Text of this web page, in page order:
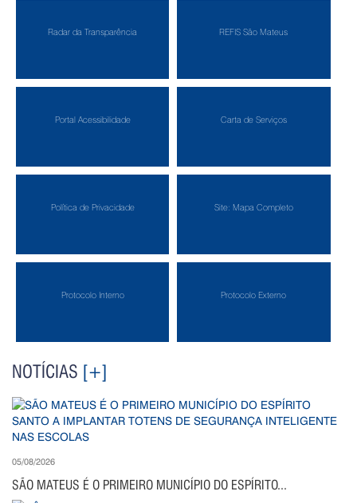
Radar da Transparência REFIS São Mateus
Portal Acessibilidade Carta de Serviços
Política de Privacidade Site: Mapa Completo
Protocolo Interno Protocolo Externo
NOTÍCIAS [+]
05/08/2026
SÃO MATEUS É O PRIMEIRO MUNICÍPIO DO ESPÍRITO...